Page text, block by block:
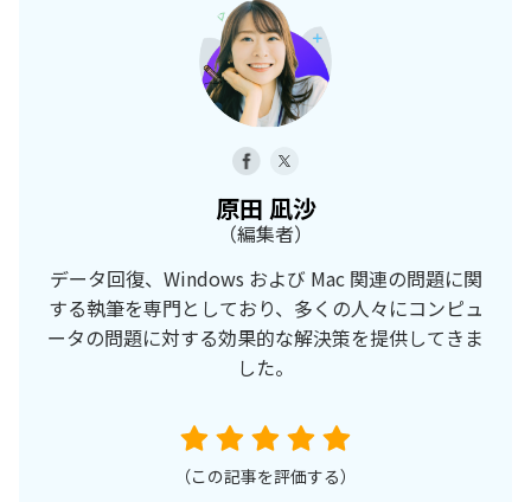
原田 凪沙
（編集者）
データ回復、Windows および Mac 関連の問題に関
する執筆を専門としており、多くの人々にコンピュ
ータの問題に対する効果的な解決策を提供してきま
した。
（この記事を評価する）